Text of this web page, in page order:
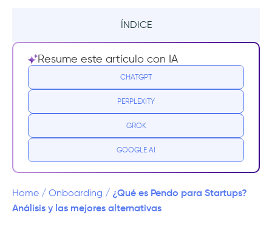
ÍNDICE
Resumen
¿Qué es Pendo para Startups?
¿Qué funciones incluye Pendo for
Precios de Pendo for Startups
Startups?
Resume este artículo con IA
CHATGPT
PERPLEXITY
GROK
GOOGLE AI
Home / Onboarding / ¿Qué es Pendo para Startups?
Análisis y las mejores alternativas